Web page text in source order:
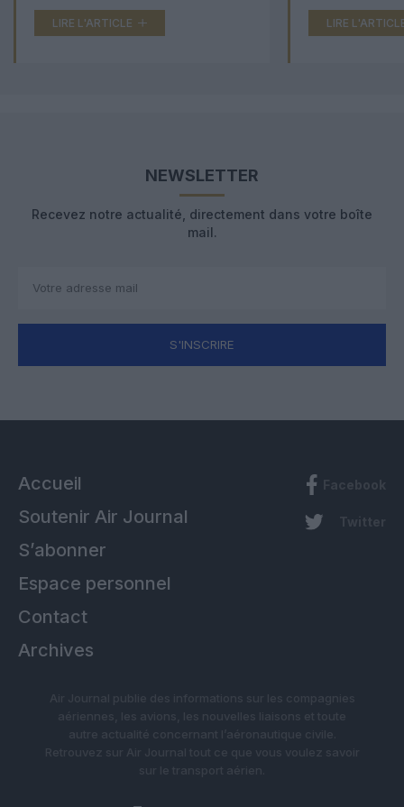
LIRE L'ARTICLE LIRE
NEWSLETTER
Recevez notre actualité, directement dans votre boîte
mail.
S'INSCRIRE
Accueil
Soutenir Air Journal
S’abonner
Espace personnel
Contact
Archives